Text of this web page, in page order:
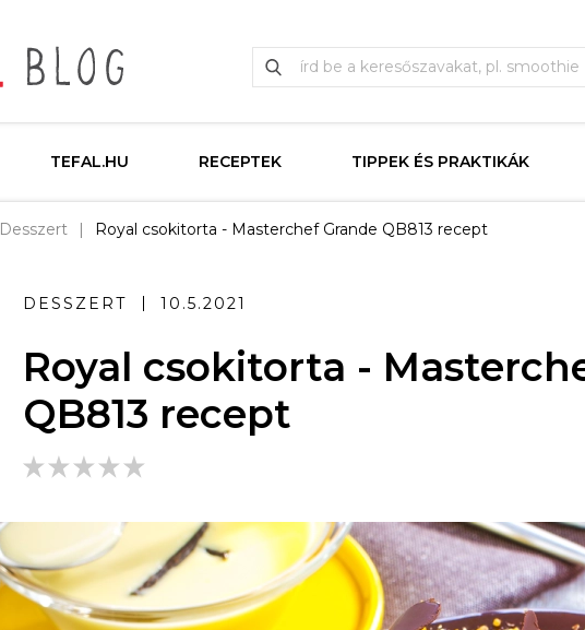
TEFAL.HU RECEPTEK TIPPEK ÉS PRAKTIKÁK
Desszert Royal csokitorta - Masterchef Grande QB813 recept
DESSZERT 10.5.2021
Royal csokitorta -
QB813 recept